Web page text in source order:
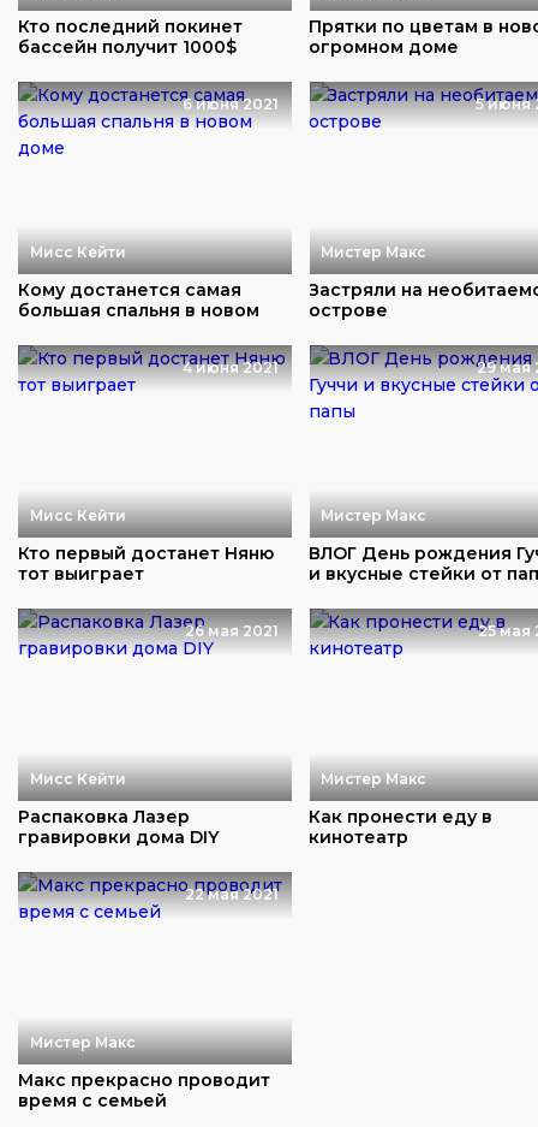
Кто последний покинет
бассейн получит 1000$
Прятки по цветам в
огромном доме
6 июня 2021
Мисс Кейти
Кому достанется самая
большая спальня в новом
5 июня
Мистер Макс
Застряли на
острове
4 июня 2021
Мисс Кейти
Кто первый достанет Няню
тот выиграет
29 мая
Мистер Макс
ВЛОГ День рождения
и вкусные стейки от
26 мая 2021
Мисс Кейти
Распаковка Лазер
гравировки дома DIY
25 мая
Мистер Макс
Как пронести еду в
кинотеатр
22 мая 2021
Мистер Макс
Макс прекрасно проводит
время с семьей